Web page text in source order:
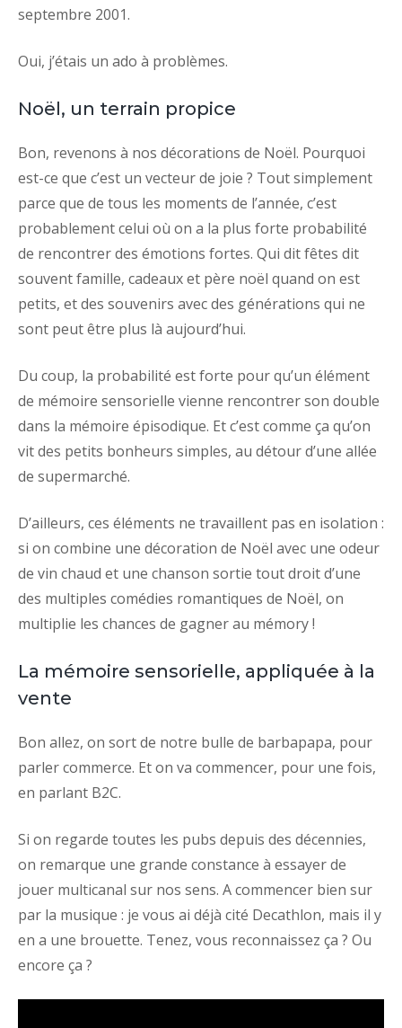
septembre 2001.
Oui, j’étais un ado à problèmes.
Noël, un terrain propice
Bon, revenons à nos décorations de Noël. Pourquoi
est-ce que c’est un vecteur de joie ? Tout simplement
parce que de tous les moments de l’année, c’est
probablement celui où on a la plus forte probabilité
de rencontrer des émotions fortes. Qui dit fêtes dit
souvent famille, cadeaux et père noël quand on est
petits, et des souvenirs avec des générations qui ne
sont peut être plus là aujourd’hui.
Du coup, la probabilité est forte pour qu’un élément
de mémoire sensorielle vienne rencontrer son double
dans la mémoire épisodique. Et c’est comme ça qu’on
vit des petits bonheurs simples, au détour d’une allée
de supermarché.
D’ailleurs, ces éléments ne travaillent pas en isolation :
si on combine une décoration de Noël avec une odeur
de vin chaud et une chanson sortie tout droit d’une
des multiples comédies romantiques de Noël, on
multiplie les chances de gagner au mémory !
La mémoire sensorielle, appliquée à la
vente
Bon allez, on sort de notre bulle de barbapapa, pour
parler commerce. Et on va commencer, pour une fois,
en parlant B2C.
Si on regarde toutes les pubs depuis des décennies,
on remarque une grande constance à essayer de
jouer multicanal sur nos sens. A commencer bien sur
par la musique : je vous ai déjà cité Decathlon, mais il y
en a une brouette. Tenez, vous reconnaissez ça ? Ou
encore ça ?